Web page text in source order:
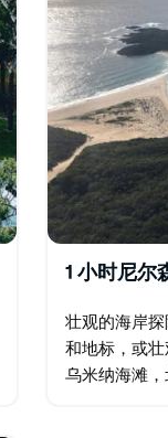
1 小时尼尔
壮观的海岸
和地标，或
乌米纳海滩，